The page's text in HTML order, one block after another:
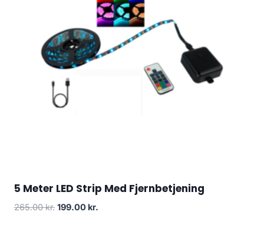
5 Meter LED Strip Med Fjernbetjening
265.00kr. Original
199.00 kr.